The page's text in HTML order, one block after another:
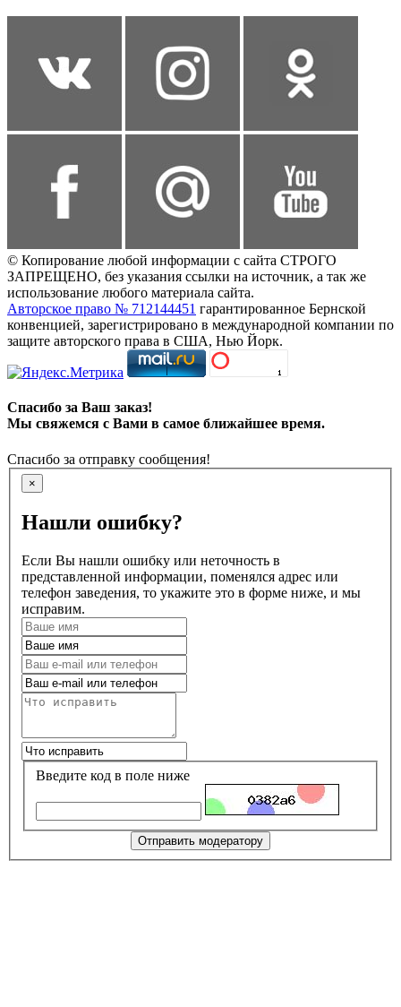
© Копирование любой информации с сайта СТРОГО
ЗАПРЕЩЕНО, без указания ссылки на источник, а так же
использование любого материала сайта.
Авторское право № 712144451 гарантированное Бернской
конвенцией, зарегистрировано в международной компании по
защите авторского права в США, Нью Йорк.
Спасибо за Ваш заказ!
Мы свяжемся с Вами в самое ближайшее время.
Спасибо за отправку сообщения!
×
Нашли ошибку?
Если Вы нашли ошибку или неточность в
представленной информации, поменялся адрес или
телефон заведения, то укажите это в форме ниже, и мы
исправим.
Введите код в поле ниже
Отправить модератору